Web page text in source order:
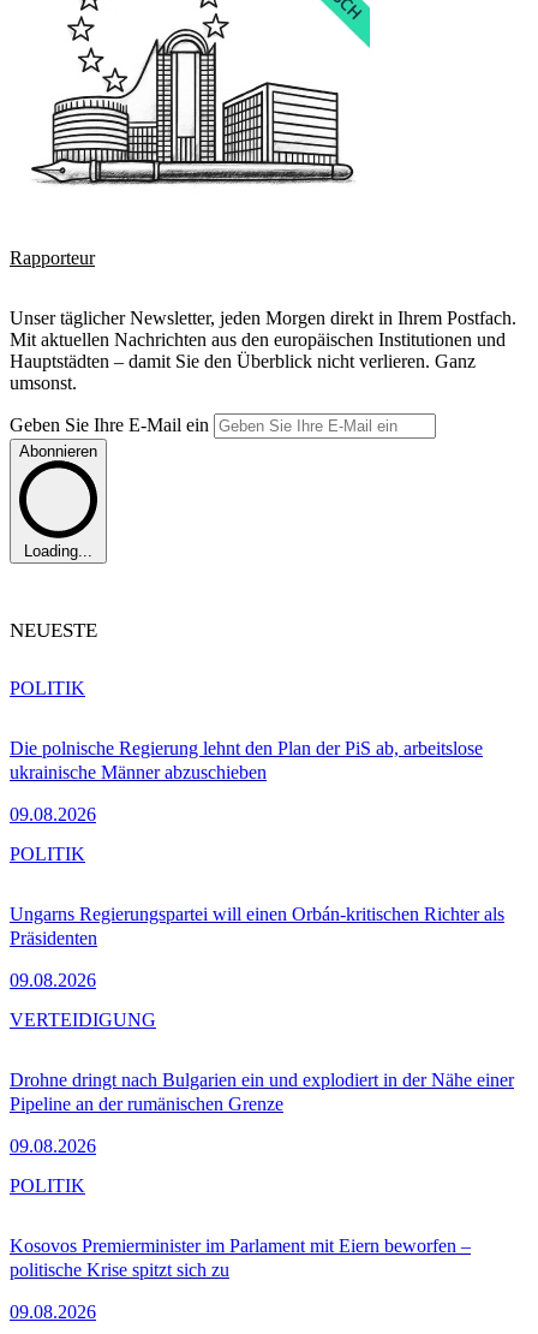
Rapporteur
Unser täglicher Newsletter, jeden Morgen direkt in Ihrem Postfach.
Mit aktuellen Nachrichten aus den europäischen Institutionen und
Hauptstädten – damit Sie den Überblick nicht verlieren. Ganz
umsonst.
Geben Sie Ihre E-Mail ein
Abonnieren
Loading...
NEUESTE
Die polnische Regierung lehnt den Plan der PiS ab, arbeitslose
ukrainische Männer abzuschieben
09.08.2026
POLITIK
Ungarns Regierungspartei will einen Orbán-kritischen Richter als
Präsidenten
09.08.2026
POLITIK
Drohne dringt nach Bulgarien ein und explodiert in der Nähe einer
Pipeline an der rumänischen Grenze
09.08.2026
VERTEIDIGUNG
Kosovos Premierminister im Parlament mit Eiern beworfen –
politische Krise spitzt sich zu
09.08.2026
POLITIK